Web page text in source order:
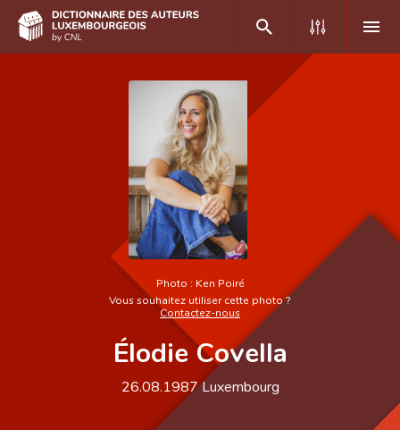
Recherche avancée
Foire aux questions
Équipe scientifique
Photo : Ken Poiré
Vous souhaitez utiliser cette photo ?
Contactez-nous
Élodie Covella
26.08.1987Luxembourg